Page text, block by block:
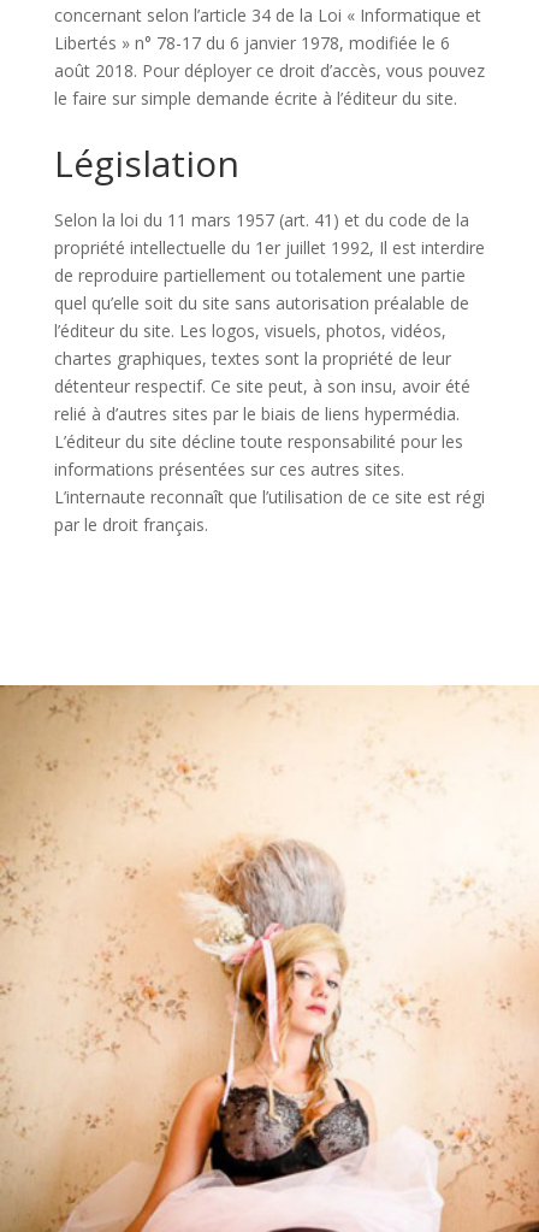
concernant selon l’article 34 de la Loi « Informatique et
Libertés » n° 78-17 du 6 janvier 1978, modifiée le 6
août 2018. Pour déployer ce droit d’accès, vous pouvez
le faire sur simple demande écrite à l’éditeur du site.
Législation
Selon la loi du 11 mars 1957 (art. 41) et du code de la
propriété intellectuelle du 1er juillet 1992, Il est interdire
de reproduire partiellement ou totalement une partie
quel qu’elle soit du site sans autorisation préalable de
l’éditeur du site. Les logos, visuels, photos, vidéos,
chartes graphiques, textes sont la propriété de leur
détenteur respectif. Ce site peut, à son insu, avoir été
relié à d’autres sites par le biais de liens hypermédia.
L’éditeur du site décline toute responsabilité pour les
informations présentées sur ces autres sites.
L’internaute reconnaît que l’utilisation de ce site est régi
par le droit français.